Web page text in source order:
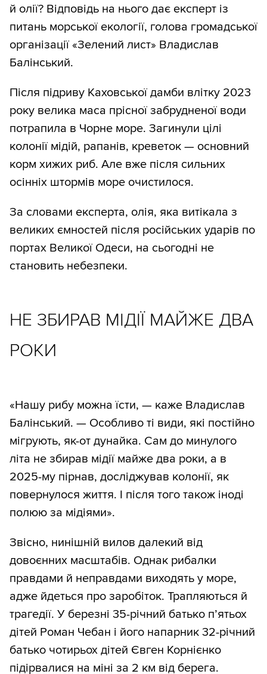
й олії? Відповідь на нього дає експерт із
питань морської екології, голова громадської
організації «Зелений лист» Владислав
Балінський.
Після підриву Каховської дамби влітку 2023
року велика маса прісної забрудненої води
потрапила в Чорне море. Загинули цілі
колонії мідій, рапанів, креветок — основний
корм хижих риб. Але вже після сильних
осінніх штормів море очистилося.
За словами експерта, олія, яка витікала з
великих ємностей після російських ударів по
портах Великої Одеси, на сьогодні не
становить небезпеки.
НЕ ЗБИРАВ МІДІЇ МАЙЖЕ ДВА
РОКИ
«Нашу рибу можна їсти, — каже Владислав
Балінський. — Особливо ті види, які постійно
мігрують, як-от дунайка. Сам до минулого
літа не збирав мідії майже два роки, а в
2025-му пірнав, досліджував колонії, як
повернулося життя. І після того також іноді
полюю за мідіями».
Звісно, нинішній вилов далекий від
довоєнних масштабів. Однак рибалки
правдами й неправдами виходять у море,
адже йдеться про заробіток. Трапляються й
трагедії. У березні 35-річний батько п’ятьох
дітей Роман Чебан і його напарник 32-річний
батько чотирьох дітей Євген Корнієнко
підірвалися на міні за 2 км від берега.